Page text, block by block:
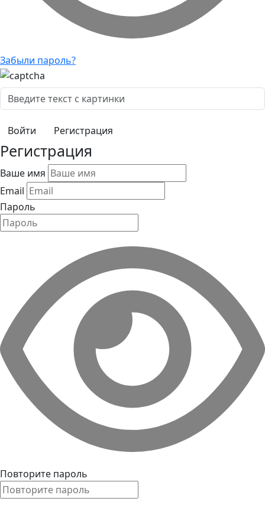
Забыли пароль?
Регистрация
Регистрация
Ваше имя
Email
Пароль
Повторите пароль